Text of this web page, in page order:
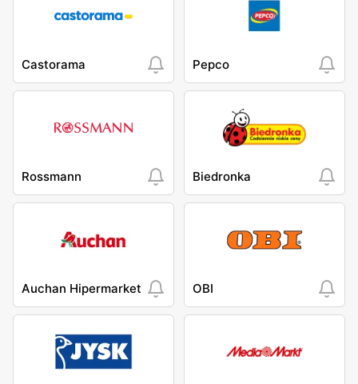
Castorama Pepco
Rossmann Biedronka
Auchan Hipermarket OBI